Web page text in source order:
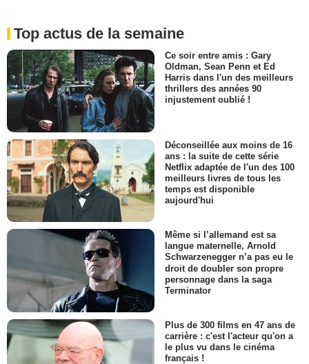
Top actus de la semaine
Ce soir entre amis : Gary
Oldman, Sean Penn et Ed
Harris dans l'un des meilleurs
thrillers des années 90
injustement oublié !
Déconseillée aux moins de 16
ans : la suite de cette série
Netflix adaptée de l'un des 100
meilleurs livres de tous les
temps est disponible
aujourd'hui
Même si l’allemand est sa
langue maternelle, Arnold
Schwarzenegger n’a pas eu le
droit de doubler son propre
personnage dans la saga
Terminator
Plus de 300 films en 47 ans de
carrière : c'est l'acteur qu'on a
le plus vu dans le cinéma
français !